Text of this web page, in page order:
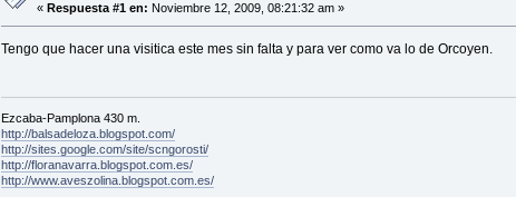
« Respuesta #1 en: Noviembre 12, 2009, 08:21:32 am »
Tengo que hacer una visitica este mes sin falta y para ver como va lo de Orcoyen.
Ezcaba-Pamplona 430 m.
http://balsadeloza.blogspot.com/
http://sites.google.com/site/scngorosti/
http://floranavarra.blogspot.com.es/
http://www.aveszolina.blogspot.com.es/